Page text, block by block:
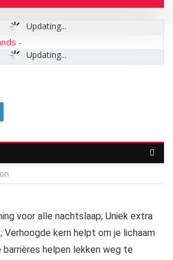
Updating...
Updating...
-
voor alle nachtslaap; Uniek extra
Verhoogde kern helpt om je lichaam
helpen lekken weg te